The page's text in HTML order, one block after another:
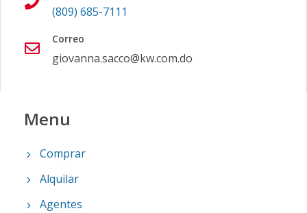
(809) 685-7111
Correo
giovanna.sacco@kw.com.do
Menu
Comprar
Alquilar
Agentes